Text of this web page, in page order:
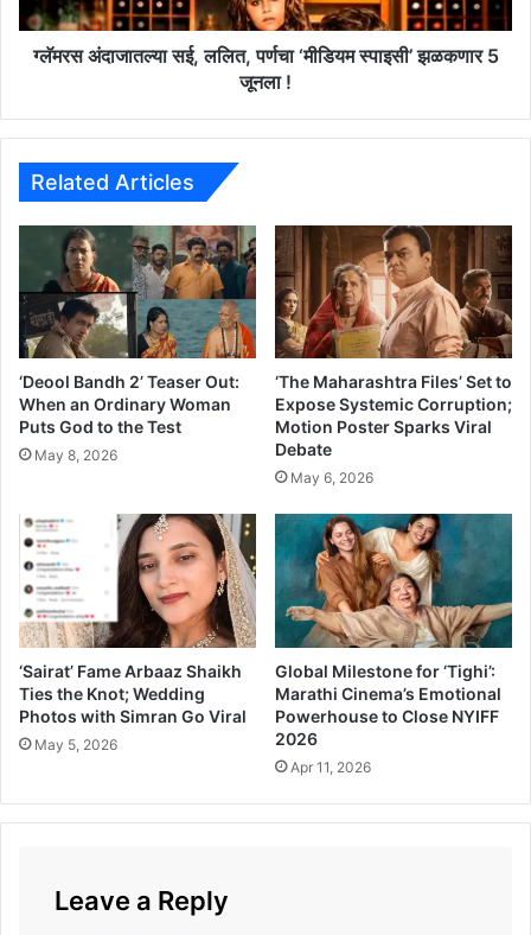
ने
त्री
ते
रा
ठी
दा
ण
ल्या
,
प
डि
य
म
स्पा
इ
झ
ळ
क
णा
र
5
जू
न
ला
!
ग्लॅमरस अंदाजातल्या सई, ललित, पर्णचा ‘मीडियम स्पाइसी’ झळकणार 5
जूनला !
Related Articles
‘Deool Bandh 2’ Teaser Out:
When an Ordinary Woman
Puts God to the Test
May 8, 2026
‘The Maharashtra Files’ Set to
Expose Systemic Corruption;
Motion Poster Sparks Viral
Debate
May 6, 2026
‘Sairat’ Fame Arbaaz Shaikh
Ties the Knot; Wedding
Photos with Simran Go Viral
May 5, 2026
Global Milestone for ‘Tighi’:
Marathi Cinema’s Emotional
Powerhouse to Close NYIFF
2026
Apr 11, 2026
Leave a Reply